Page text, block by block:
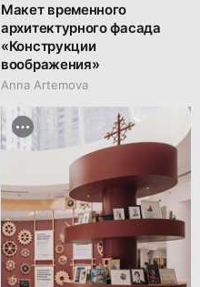
Макет временного
архитектурного фасада
«Конструкции
воображения»
Anna Artemova